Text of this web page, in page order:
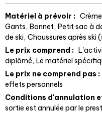
Matériel à prévoir :
Gants Bonnet Petit sac à
de ski Chaussures après
Le prix comprend :
diplômé Le matériel
Le prix ne comprend pas :
effets personnels
Conditions d'annulation
sortie est annulée par le